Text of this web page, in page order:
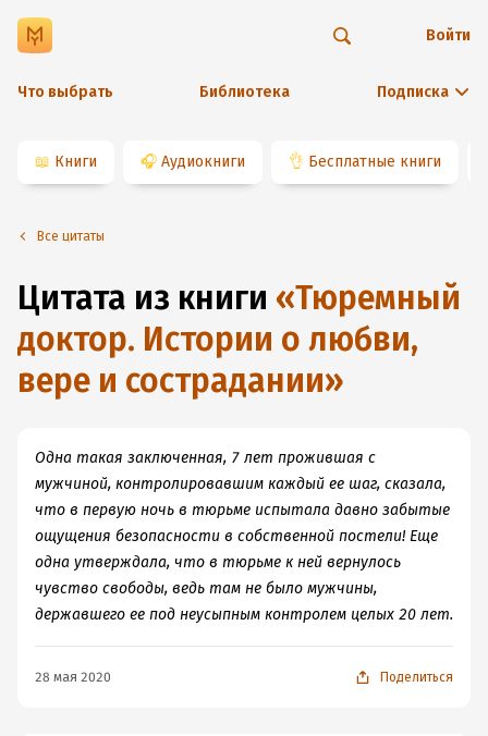
Что выбрать Библиотека Подписка
Войти
📖 Книги 🎧 Аудиокниги 👌 Бесплатные книги
Все цитаты
Цитата из книги «Тюремный
доктор. Истории о любви,
вере и сострадании»
Одна такая заключенная, 7 лет прожившая с
мужчиной, контролировавшим каждый ее шаг, сказала,
что в первую ночь в тюрьме испытала давно забытые
ощущения безопасности в собственной постели! Еще
одна утверждала, что в тюрьме к ней вернулось
чувство свободы, ведь там не было мужчины,
державшего ее под неусыпным контролем целых 20 лет.
28 мая 2020 Поделиться